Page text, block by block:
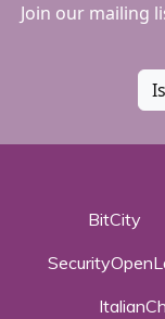
Join our mailing
BitCity